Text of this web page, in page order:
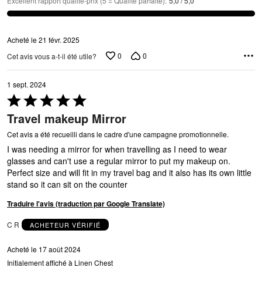
Acheté le 21 févr. 2025
Cet avis vous a-t-il été utile?
0 0
1 sept. 2024
Coté
5 sur
5
Travel makeup Mirror
Cet avis a été recueilli dans le cadre d'une campagne promotionnelle.
I was needing a mirror for when travelling as I need to wear
glasses and can't use a regular mirror to put my makeup on.
Perfect size and will fit in my travel bag and it also has its own little
stand so it can sit on the counter
Traduire l'avis (traduction par Google Translate)
C R ACHETEUR VÉRIFIÉ
Acheté le 17 août 2024
Initialement affiché à Linen Chest